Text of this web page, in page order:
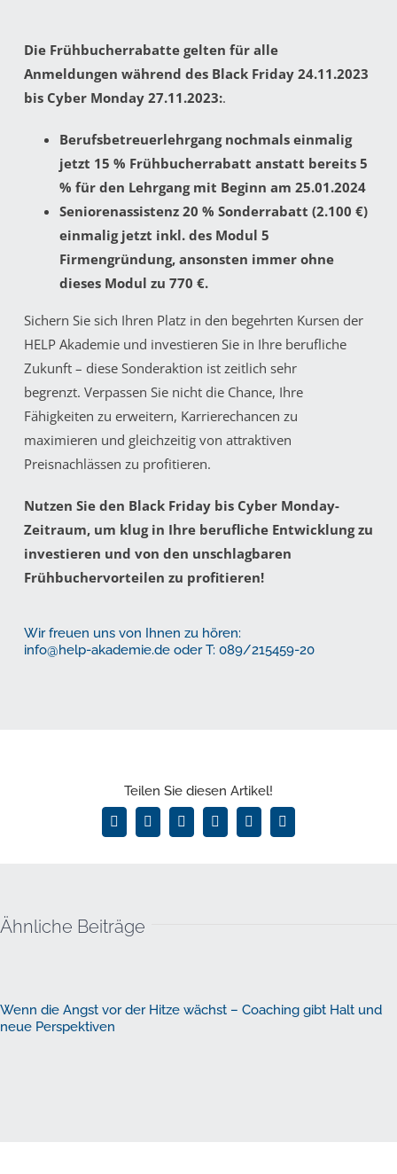
Die Frühbucherrabatte gelten für alle
Anmeldungen während des Black Friday 24.11.2023
bis Cyber Monday 27.11.2023:.
Berufsbetreuerlehrgang nochmals einmalig
jetzt 15 % Frühbucherrabatt anstatt bereits 5
% für den Lehrgang mit Beginn am 25.01.2024
Seniorenassistenz 20 % Sonderrabatt (2.100 €)
einmalig jetzt inkl. des Modul 5
Firmengründung, ansonsten immer ohne
dieses Modul zu 770 €.
Sichern Sie sich Ihren Platz in den begehrten Kursen der
HELP Akademie und investieren Sie in Ihre berufliche
Zukunft – diese Sonderaktion ist zeitlich sehr
begrenzt. Verpassen Sie nicht die Chance, Ihre
Fähigkeiten zu erweitern, Karrierechancen zu
maximieren und gleichzeitig von attraktiven
Preisnachlässen zu profitieren.
Nutzen Sie den Black Friday bis Cyber Monday-
Zeitraum, um klug in Ihre berufliche Entwicklung zu
investieren und von den unschlagbaren
Frühbuchervorteilen zu profitieren!
Wir freuen uns von Ihnen zu hören:
info@help-akademie.deoder T: 089/215459-20
Teilen Sie diesen Artikel!
Facebook
X LinkedInWhatsAppPinterest
E-
Mail
Ähnliche Beiträge
Wenn die Angst vor der Hitze wächst – Coaching gibt Halt und
neue Perspektiven